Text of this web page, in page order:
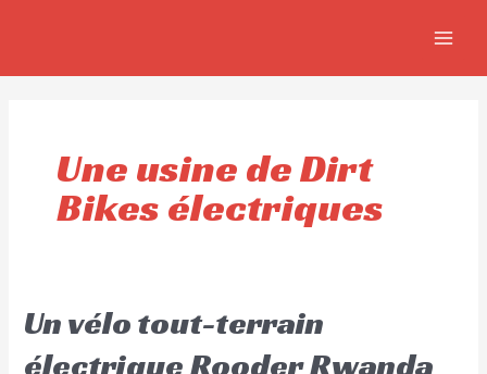
Une usine de Dirt
Bikes électriques
Un vélo tout-terrain
électrique Rooder Rwanda